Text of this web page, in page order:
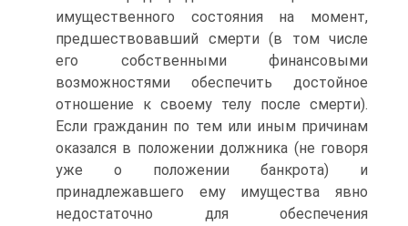
имущественного состояния на момент,
предшествовавший смерти (в том числе
его собственными финансовыми
возможностями обеспечить достойное
отношение к своему телу после смерти).
Если гражданин по тем или иным причинам
оказался в положении должника (не говоря
уже о положении банкрота) и
принадлежавшего ему имущества явно
недостаточно для обеспечения